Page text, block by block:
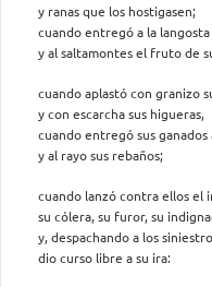
y ranas que los hostigasen;
cuando entregó a la langosta
y al saltamontes el fruto de
cuando aplastó con granizo
y con escarcha sus higueras,
cuando entregó sus ganados
y al rayo sus rebaños;
cuando lanzó contra ellos el
su cólera, su furor, su
y, despachando a los
dio curso libre a su ira: